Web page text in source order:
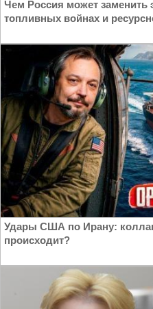
Чем Россия может заменить
топливных войнах и
Удары США по Ирану:
происходит?